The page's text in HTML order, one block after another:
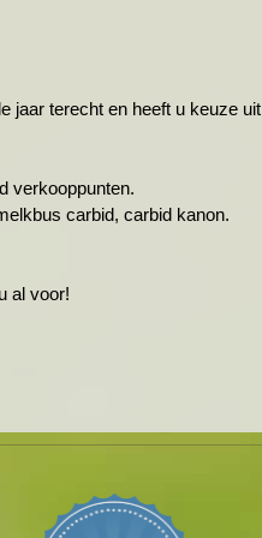
jaar terecht en heeft u keuze uit
verkooppunten.
carbid, carbid kanon.
al voor!